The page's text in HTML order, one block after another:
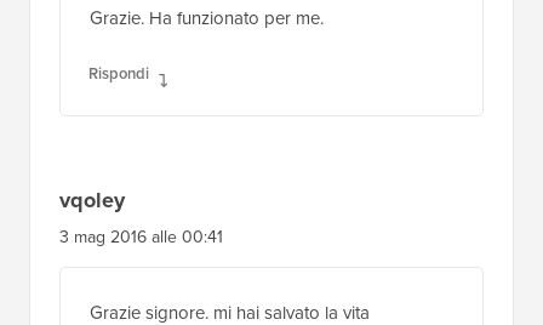
Grazie. Ha funzionato per me.
Rispondi
vqoley
3 mag 2016 alle 00:41
Grazie signore. mi hai salvato la vita